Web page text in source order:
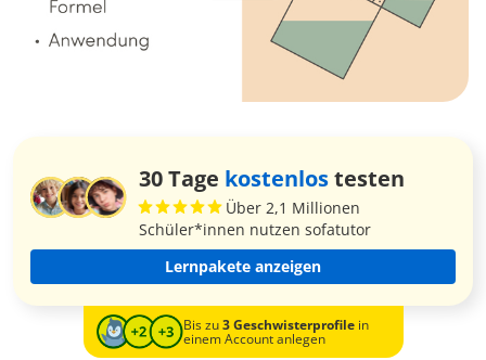
30 Tage kostenlostesten
Über 2,1 Millionen
Schüler*innen nutzen sofatutor
Lernpakete anzeigen
Bis zu3 Geschwisterprofilein
einem Account anlegen